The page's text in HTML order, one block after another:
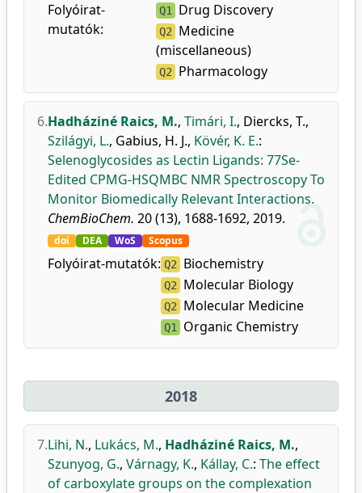
Folyóirat-
mutatók:
Q1 Drug Discovery
Q2 Medicine
(miscellaneous)
Q2 Pharmacology
6.Hadháziné Raics, M., Timári, I., Diercks, T.,
Szilágyi, L., Gabius, H. J., Kövér, K. E.:
Selenoglycosides as Lectin Ligands: 77Se-
Edited CPMG-HSQMBC NMR Spectroscopy To
Monitor Biomedically Relevant Interactions.
ChemBioChem. 20 (13), 1688-1692, 2019.
doi DEA WoS Scopus
Folyóirat-mutatók: Q2 Biochemistry
Q2 Molecular Biology
Q2 Molecular Medicine
Q1 Organic Chemistry
2018
7.Lihi, N., Lukács, M., Hadháziné Raics, M.,
Szunyog, G., Várnagy, K., Kállay, C.: The effect
of carboxylate groups on the complexation